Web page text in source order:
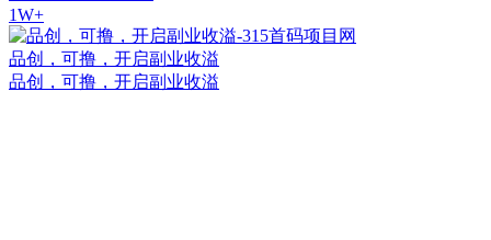
1W+
品创，可撸，开启副业收溢
品创，可撸，开启副业收溢